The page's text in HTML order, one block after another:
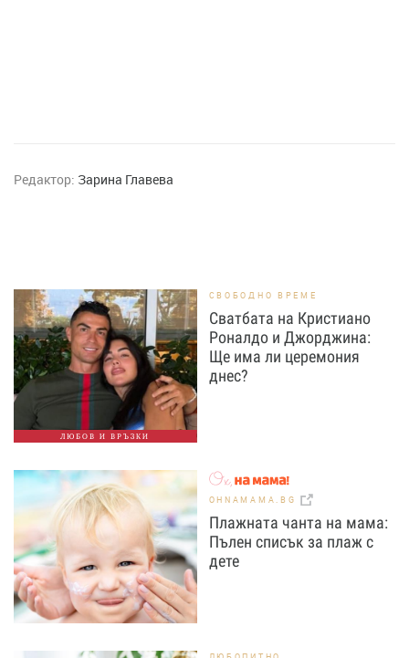
Редактор: Зарина Главева
ЛЮБОВ И ВРЪЗКИ
СВОБОДНО ВРЕМЕ
Сватбата на Кристиано
Роналдо и Джорджина:
Ще има ли церемония
днес?
OHNAMAMA.BG
Плажната чанта на мама:
Пълен списък за плаж с
дете